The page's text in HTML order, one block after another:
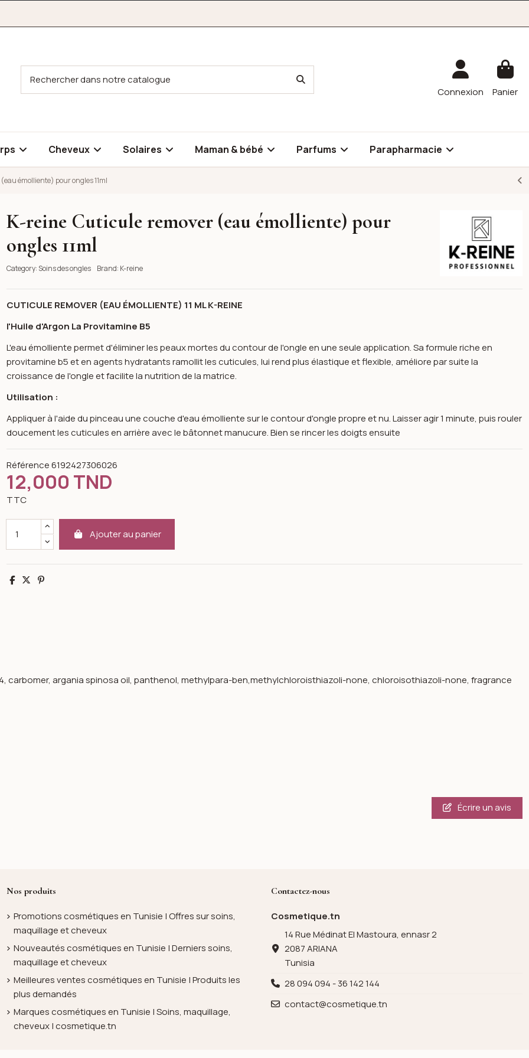
Connexion Panier
Cheveux Solaires Maman & bébé Parfums Parapharmacie
émolliente) pour ongles 11ml
pour ongles 11ml
image gallery for K-reine Cuticule remover (eau émolliente) pour ongles 11ml
K-reine Cuticule remover (eau émolliente) pour
ongles 11ml
Category: Soins des ongles Brand: K-reine
CUTICULE REMOVER (EAU ÉMOLLIENTE) 11 ML K-REINE
l'Huile d'Argon La Provitamine B5
L'eau émolliente permet d'éliminer les peaux mortes du contour de l'ongle en une seule application. Sa formule riche en
provitamine b5 et en agents hydratants ramollit les cuticules, lui rend plus élastique et flexible, améliore par suite la
croissance de l'ongle et facilite la nutrition de la matrice.
Utilisation :
Appliquer à l'aide du pinceau une couche d'eau émolliente sur le contour d'ongle propre et nu. Laisser agir 1 minute, puis rouler
doucement les cuticules en arrière avec le bâtonnet manucure. Bien se rincer les doigts ensuite
Référence 6192427306026
12,000 TND
TTC
Ajouter au panier
Partager
TweetPinterest
carbomer, argania spinosa oil, panthenol, methylpara-ben,methylchloroisthiazoli-none, chloroisothiazoli-none, fragrance
Écrire un avis
Nos produits
Promotions cosmétiques en Tunisie | Offres sur soins,
maquillage et cheveux
Nouveautés cosmétiques en Tunisie | Derniers soins,
maquillage et cheveux
Meilleures ventes cosmétiques en Tunisie | Produits les
plus demandés
Marques cosmétiques en Tunisie | Soins, maquillage,
cheveux | cosmetique.tn
Contactez-nous
Cosmetique.tn
14 Rue Médinat El Mastoura, ennasr 2
2087 ARIANA
Tunisia
28 094 094 - 36 142 144
contact@cosmetique.tn